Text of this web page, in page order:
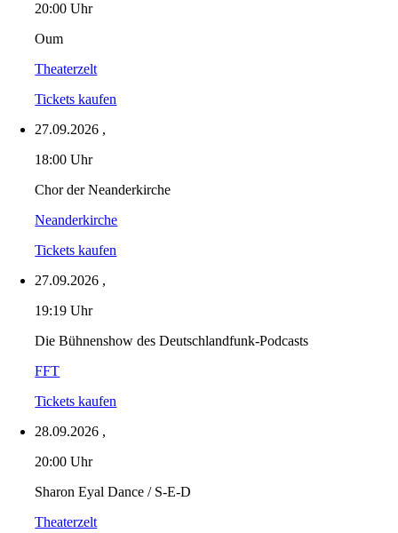
20:00 Uhr
Oum
Theaterzelt
Tickets kaufen
27.09.2026 ,
18:00 Uhr
Chor der Neanderkirche
Neanderkirche
Tickets kaufen
27.09.2026 ,
19:19 Uhr
Die Bühnenshow des Deutschlandfunk-Podcasts
FFT
Tickets kaufen
28.09.2026 ,
20:00 Uhr
Sharon Eyal Dance / S-E-D
Theaterzelt